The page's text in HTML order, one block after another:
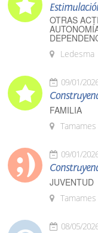
OTRAS
Ledesma
09/01/
FAMILIA
Tamames
09/01/
JUVENTUD
Tamames
08/05/